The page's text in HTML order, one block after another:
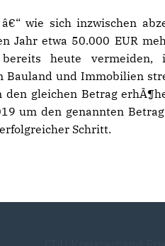
wie sich inzwischen
Jahr etwa 50.000 EUR
bereits heute
und Immobilien
gleichen Betrag
um den genannten
Schritt.